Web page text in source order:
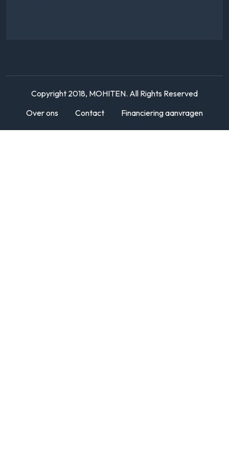
Copyright 2018, MOHITEN. All Rights Reserved
Over ons
Contact Financiering aanvragen